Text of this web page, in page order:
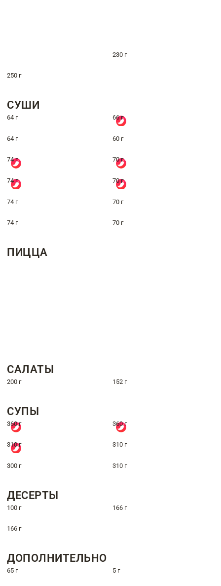
230 г
250 г
СУШИ
64 г 66 г
64 г 60 г
74 г 70 г
74 г 70 г
74 г 70 г
74 г 70 г
ПИЦЦА
САЛАТЫ
200 г 152 г
СУПЫ
360 г 360 г
310 г 310 г
300 г 310 г
ДЕСЕРТЫ
100 г 166 г
166 г
ДОПОЛНИТЕЛЬНО
65 г 5 г